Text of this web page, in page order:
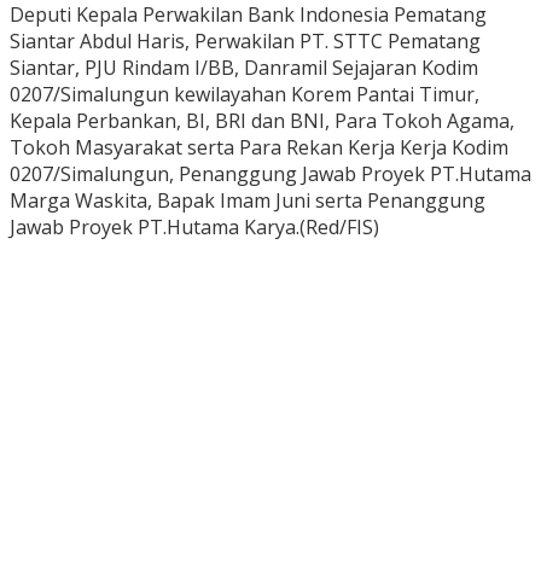
Deputi Kepala Perwakilan Bank Indonesia Pematang
Siantar Abdul Haris, Perwakilan PT. STTC Pematang
Siantar, PJU Rindam I/BB, Danramil Sejajaran Kodim
0207/Simalungun kewilayahan Korem Pantai Timur,
Kepala Perbankan, BI, BRI dan BNI, Para Tokoh Agama,
Tokoh Masyarakat serta Para Rekan Kerja Kerja Kodim
0207/Simalungun, Penanggung Jawab Proyek PT.Hutama
Marga Waskita, Bapak Imam Juni serta Penanggung
Jawab Proyek PT.Hutama Karya.(Red/FIS)